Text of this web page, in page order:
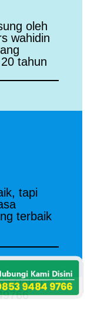
oleh
wahidin
tahun
tapi
terbaik